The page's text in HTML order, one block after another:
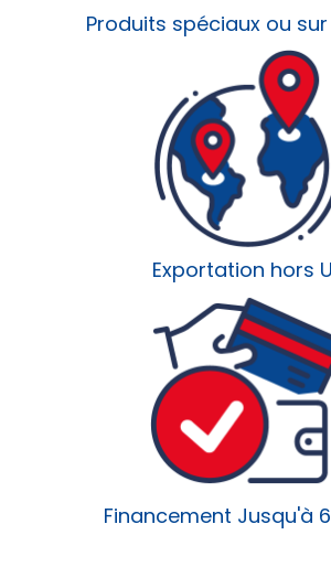
Produits spéciaux ou
Exportation hors
Financement Jusqu'à